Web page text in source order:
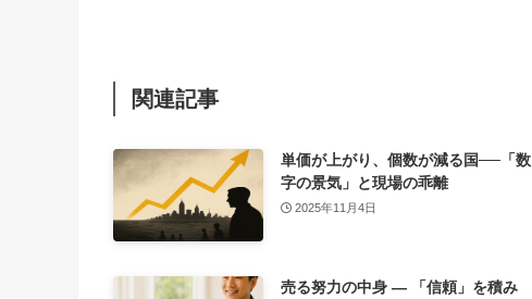
関連記事
単価が上がり、個数が減る国──「数
字の景気」と現場の乖離
2025年11月4日
売る努力の中身 ― 「信頼」を積み